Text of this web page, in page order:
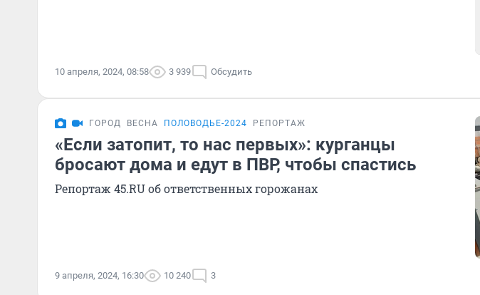
10 апреля, 2024, 08:58 3 939 Обсудить
ГОРОД ВЕСНА ПОЛОВОДЬЕ-2024 РЕПОРТАЖ
«Если затопит, то нас первых»: курганцы
бросают дома и едут в ПВР, чтобы спастись
Репортаж 45.RU об ответственных горожанах
9 апреля, 2024, 16:30 10 240 3